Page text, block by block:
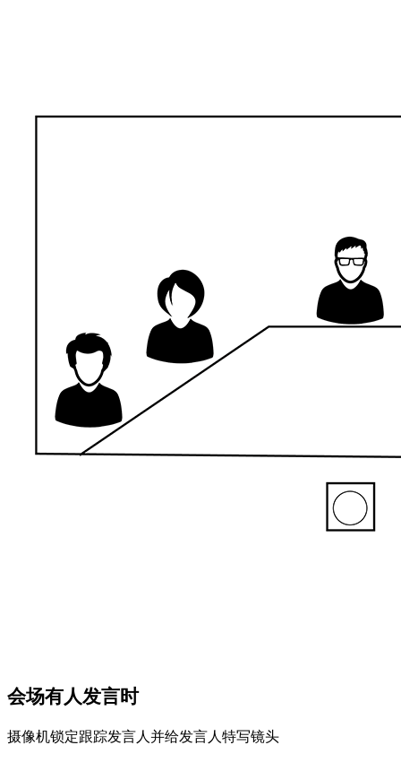
会场有人发言时
摄像机锁定跟踪发言人并给发言人特写镜头